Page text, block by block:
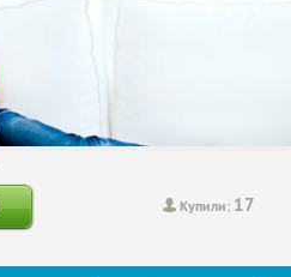
Купили: 17